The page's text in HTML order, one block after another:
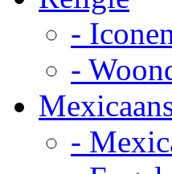
- Iconen
-
-